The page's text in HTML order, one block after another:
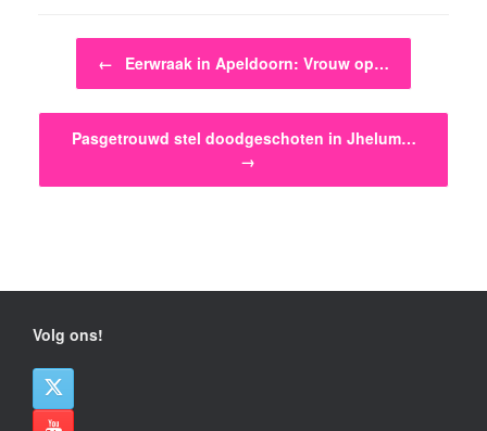
Bericht navigatie
← Eerwraak in Apeldoorn: Vrouw op…
Pasgetrouwd stel doodgeschoten in Jhelum…
→
Volg ons!